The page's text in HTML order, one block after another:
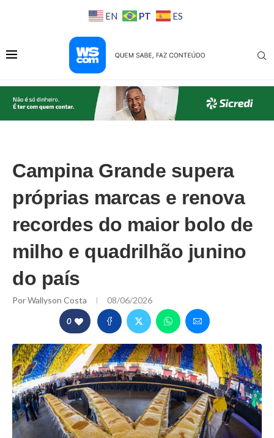
EN PT ES
Campina Grande supera
próprias marcas e renova
recordes do maior bolo de
milho e quadrilhão junino
do país
PorWallyson Costa 08/06/2026
0